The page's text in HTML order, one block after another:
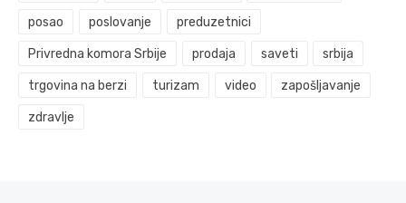
posao poslovanje preduzetnici
Privredna komora Srbije prodaja saveti srbija
trgovina na berzi turizam video zapošljavanje
zdravlje